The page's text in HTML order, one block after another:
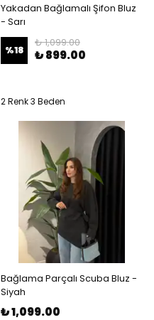
Yakadan Bağlamalı Şifon Bluz
- Sarı
%18
₺ 1,099.00
₺ 899.00
2 Renk 3 Beden
Bağlama Parçalı Scuba Bluz -
Siyah
₺ 1,099.00